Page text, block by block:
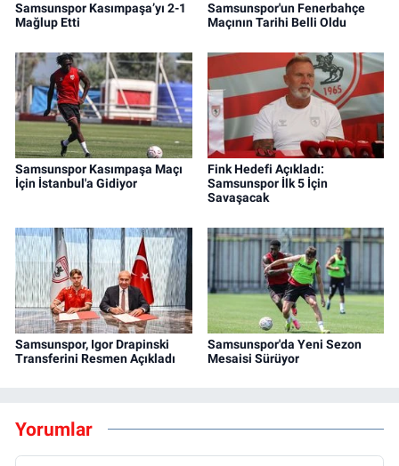
Samsunspor Kasımpaşa’yı 2-1
Mağlup Etti
Samsunspor'un Fenerbahçe
Maçının Tarihi Belli Oldu
Samsunspor Kasımpaşa Maçı
İçin İstanbul'a Gidiyor
Fink Hedefi Açıkladı:
Samsunspor İlk 5 İçin
Savaşacak
Samsunspor, Igor Drapinski
Transferini Resmen Açıkladı
Samsunspor'da Yeni Sezon
Mesaisi Sürüyor
Yorumlar